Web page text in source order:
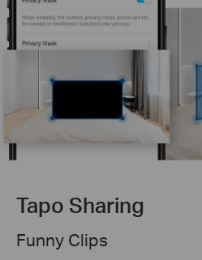
Tapo Sharing
Funny Clips